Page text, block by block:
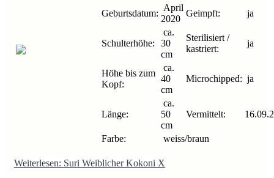
Geburtsdatum:
April
2020
Geimpft: ja
Schulterhöhe:
ca.
30
cm
Sterilisiert /
kastriert:
ja
Höhe bis zum
Kopf:
ca.
40
cm
Microchipped: ja
Länge:
ca.
50
cm
Vermittelt:
Farbe: weiss/braun
Weiterlesen: Suri Weiblicher Kokoni X